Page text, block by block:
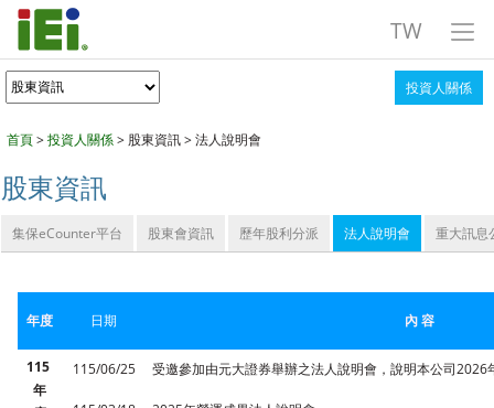
TW
投資人關係
首頁>投資人關係> 股東資訊 > 法人說明會
股東資訊
集保eCounter平台 股東會資訊 歷年股利分派 法人說明會 重大訊息
年度 日期 內 容
115
年
115/06/25 受邀參加由元大證券舉辦之法人說明會，說明本公司2026